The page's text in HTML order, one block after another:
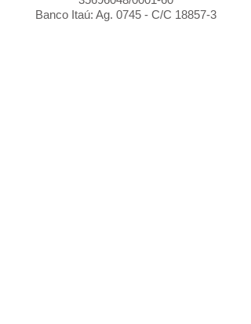
Banco Itaú: Ag. 0745 - C/C 18857-3